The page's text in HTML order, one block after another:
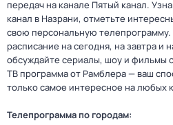
передач на канале Пятый канал.
канал в Назрани, отметьте
свою персональную телепрограмму.
расписание на сегодня, на завтра
обсуждайте сериалы, шоу и фильмы
ТВ программа от Рамблера — ваш
только самое интересное на любых
Телепрограмма по городам: